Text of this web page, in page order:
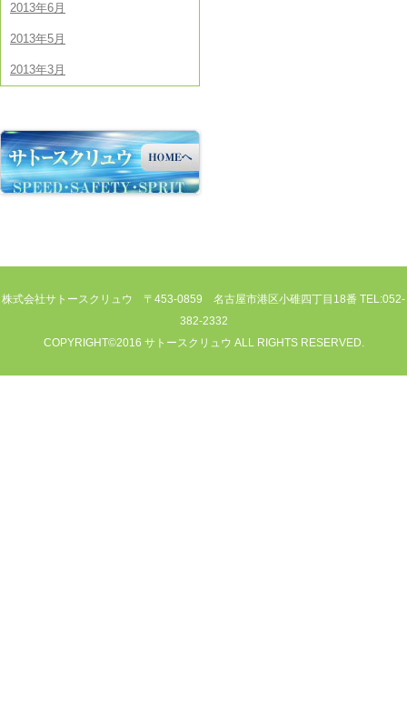
2013年6月
2013年5月
2013年3月
株式会社サトースクリュウ 〒453-0859 名古屋市港区小碓四丁目18番 TEL:052-
382-2332
COPYRIGHT©2016 サトースクリュウ ALL RIGHTS RESERVED.